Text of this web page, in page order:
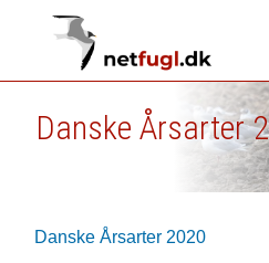
Danske Årsarter
Danske Årsarter 2020